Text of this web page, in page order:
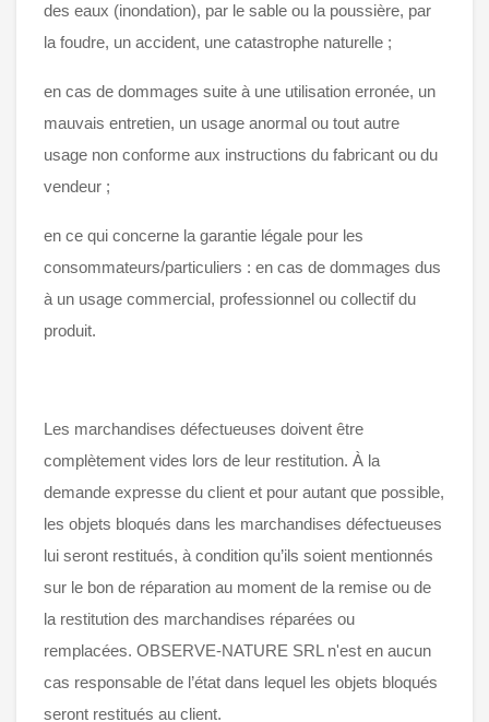
des eaux (inondation), par le sable ou la poussière, par
la foudre, un accident, une catastrophe naturelle ;
en cas de dommages suite à une utilisation erronée, un
mauvais entretien, un usage anormal ou tout autre
usage non conforme aux instructions du fabricant ou du
vendeur ;
en ce qui concerne la garantie légale pour les
consommateurs/particuliers : en cas de dommages dus
à un usage commercial, professionnel ou collectif du
produit.
Les marchandises défectueuses doivent être
complètement vides lors de leur restitution. À la
demande expresse du client et pour autant que possible,
les objets bloqués dans les marchandises défectueuses
lui seront restitués, à condition qu’ils soient mentionnés
sur le bon de réparation au moment de la remise ou de
la restitution des marchandises réparées ou
remplacées. OBSERVE-NATURE SRL n'est en aucun
cas responsable de l’état dans lequel les objets bloqués
seront restitués au client.